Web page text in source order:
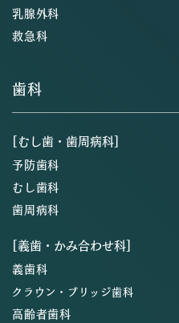
乳腺外科
救急科
歯科
[むし歯・歯周病科]
予防歯科
むし歯科
歯周病科
[義歯・かみ合わせ科]
義歯科
クラウン・ブリッジ歯科
高齢者歯科